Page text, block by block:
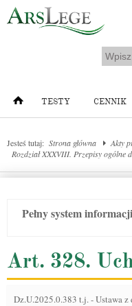
TESTY CENNIK
Jesteś tutaj: Strona główna Akty
Rozdział XXXVIII. Przepisy ogólne
Pełny system
Art. 328.
Dz.U.2025.0.383 t.j.-Ustawa z